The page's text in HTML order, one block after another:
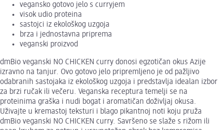
vegansko gotovo jelo s curryjem
visok udio proteina
sastojci iz ekološkog uzgoja
brza i jednostavna priprema
veganski proizvod
dmBio veganski NO CHICKEN curry donosi egzotičan okus Azije
izravno na tanjur. Ovo gotovo jelo pripremljeno je od pažljivo
odabranih sastojaka iz ekološkog uzgoja i predstavlja idealan izbor
za brzi ručak ili večeru. Veganska receptura temelji se na
proteinima graška i nudi bogat i aromatičan doživljaj okusa.
Uživajte u kremastoj teksturi i blago pikantnoj noti koju pruža
dmBio veganski NO CHICKEN curry. Savršeno se slaže s rižom ili